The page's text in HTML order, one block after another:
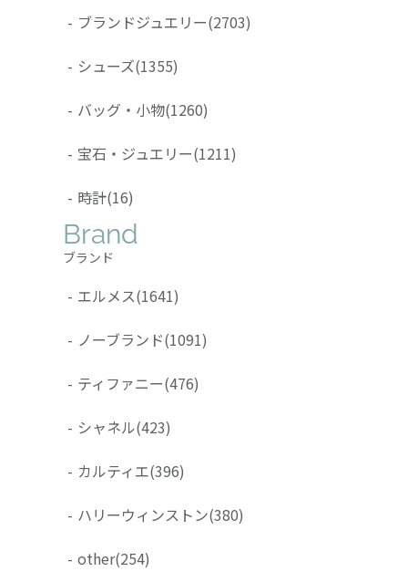
- ブランドジュエリー(2703)
- シューズ(1355)
- バッグ・小物(1260)
- 宝石・ジュエリー(1211)
- 時計(16)
Brand
ブランド
- エルメス(1641)
- ノーブランド(1091)
- ティファニー(476)
- シャネル(423)
- カルティエ(396)
- ハリーウィンストン(380)
- other(254)